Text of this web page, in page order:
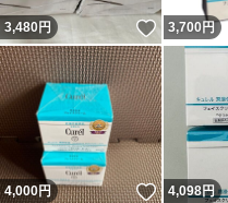
3,480円 いいね！
3,700 円
4,000円 いいね！
4,098円